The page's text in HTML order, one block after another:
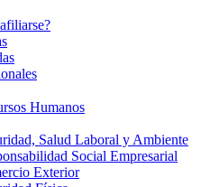
Humanos
Salud Laboral y Ambiente
Social Empresarial
Exterior